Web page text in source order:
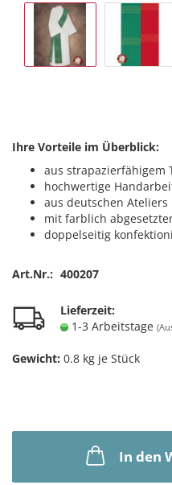
Ihre Vorteile im Überblick:
aus strapazierfähigem
hochwertige
aus deutschen Ateliers
mit farblich
doppelseitig
Art.Nr.: 400207
Lieferzeit:
1-3 Arbeitstage
Gewicht: 0.8 kg je Stück
In den